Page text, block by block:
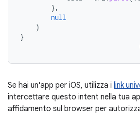
},
null
)
}
Se hai un'app per iOS, utilizza i link
intercettare questo intent nella tua
affidamento sul browser per